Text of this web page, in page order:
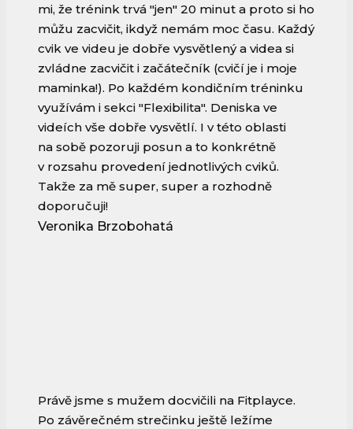
mi, že trénink trvá "jen" 20 minut a proto si ho
můžu zacvičit, ikdyž nemám moc času. Každý
cvik ve videu je dobře vysvětlený a videa si
zvládne zacvičit i začátečník (cvičí je i moje
maminka!). Po každém kondičním tréninku
využívám i sekci "Flexibilita". Deniska ve
videích vše dobře vysvětlí. I v této oblasti
na sobě pozoruji posun a to konkrétně
v rozsahu provedení jednotlivých cviků.
Takže za mě super, super a rozhodně
doporučuji!
Veronika Brzobohatá
Právě jsme s mužem docvičili na Fitplayce.
Po závěrečném strečinku ještě ležíme